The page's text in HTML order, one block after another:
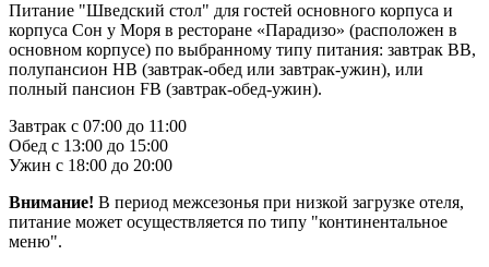
Питание "Шведский стол" для гостей основного корпуса и
корпуса Сон у Моря в ресторане «Парадизо» (расположен в
основном корпусе) по выбранному типу питания: завтрак ВВ,
полупансион НВ (завтрак-обед или завтрак-ужин), или
полный пансион FB (завтрак-обед-ужин).
Завтрак с 07:00 до 11:00
Обед с 13:00 до 15:00
Ужин с 18:00 до 20:00
Внимание! В период межсезонья при низкой загрузке отеля,
питание может осуществляется по типу "континентальное
меню".